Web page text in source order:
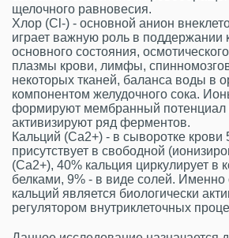
щелочного равновесия.
Хлор (Cl-) - основной анион
играет важную роль в поддержании
основного состояния,
плазмы крови, лимфы,
некоторых тканей, баланса воды в
компонентом желудочного сока.
формируют мембранный потенциал
активизируют ряд ферментов.
Кальций (Ca2+) - в сыворотке крови
присутствует в свободной
(Са2+), 40% кальция циркулирует в
белками, 9% - в виде солей.
кальций является биологически
регулятором внутриклеточных